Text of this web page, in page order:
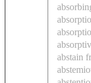
abstain